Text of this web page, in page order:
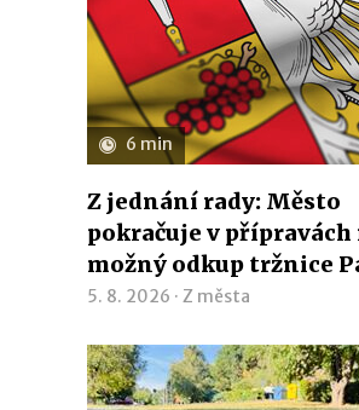
6 min
Z jednání rady: Město
pokračuje v přípravách
možný odkup tržnice
5. 8. 2026 · Z města